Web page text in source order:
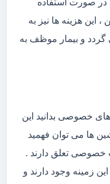
در صورت استفاده
این هزینه ها نیز به
و بیمار موظف به
خصوصی بدانید این
ها می توان فهمید
خصوصی تعلق دارند .
زمینه وجود دارند و